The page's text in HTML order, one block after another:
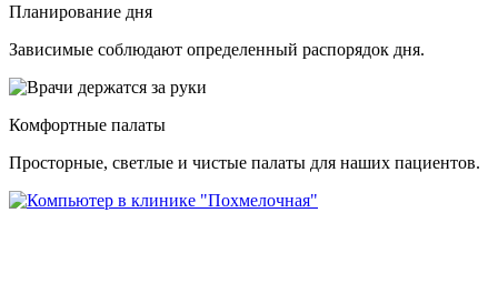
Планирование дня
Зависимые соблюдают определенный распорядок дня.
Комфортные палаты
Просторные, светлые и чистые палаты для наших пациентов.